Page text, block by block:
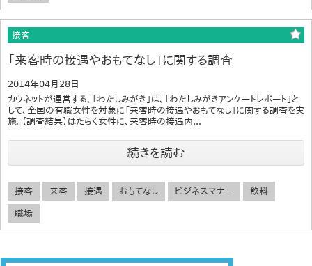
接客
「来客時の接遇やおもてなし」に関する調査
2014年04月28日
カウネットが運営する、「わたしみがき」は、「わたしみがきアンケートレポート」と
して、全国の有職女性を対象に「来客時の接遇やおもてなし」に関する調査を実
施。【調査結果】はたらく女性に、来客時の接遇内...
続きを読む
接客 来客 接遇 おもてなし ビジネスマナー 飲料
職場